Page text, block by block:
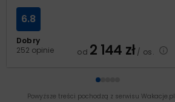
Dobry
252 opinie
6.8
od 2 144 zł/ os.
Powyższe treści pochodzą z serwisu Wakacje.pl